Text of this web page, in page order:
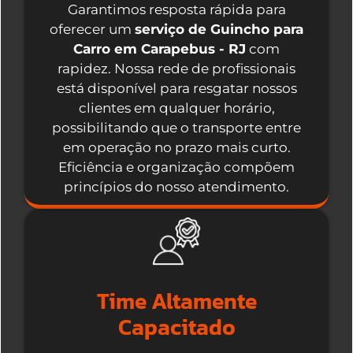
Garantimos resposta rápida para
oferecer um serviço de Guincho para
Carro em Carapebus - RJ com
rapidez. Nossa rede de profissionais
está disponível para resgatar nossos
clientes em qualquer horário,
possibilitando que o transporte entre
em operação no prazo mais curto.
Eficiência e organização compõem
princípios do nosso atendimento.
Time Altamente
Capacitado